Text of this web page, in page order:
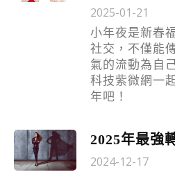
2025-01-21
小年夜是新春
社交，不僅能
氣的流動為自
科技紫微網一
年吧！
2025年最強
2024-12-17